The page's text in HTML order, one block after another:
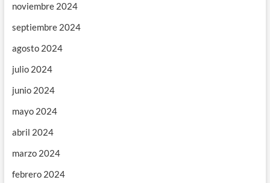
noviembre 2024
septiembre 2024
agosto 2024
julio 2024
junio 2024
mayo 2024
abril 2024
marzo 2024
febrero 2024